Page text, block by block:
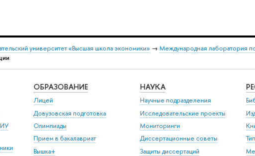
университет «Высшая школа экономики» → Международная лаборатория
ОБРАЗОВАНИЕ
Лицей
Довузовская подготовка
Олимпиады
Прием в бакалавриат
Вышка+
НАУКА
Научные подразделения
Исследовательские проекты
Мониторинги
Диссертационные советы
Защиты диссертаций